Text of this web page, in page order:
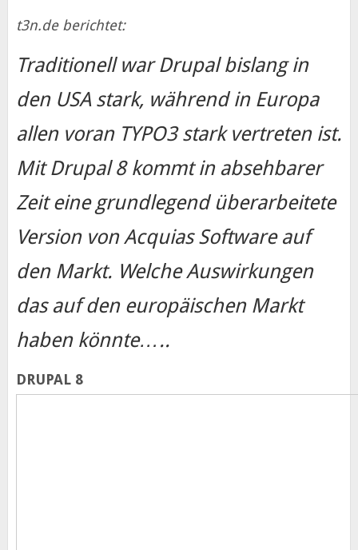
t3n.de berichtet:
Traditionell war Drupal bislang in
den USA stark, während in Europa
allen voran TYPO3 stark vertreten ist.
Mit Drupal 8 kommt in absehbarer
Zeit eine grundlegend überarbeitete
Version von Acquias Software auf
den Markt. Welche Auswirkungen
das auf den europäischen Markt
haben könnte…..
DRUPAL 8